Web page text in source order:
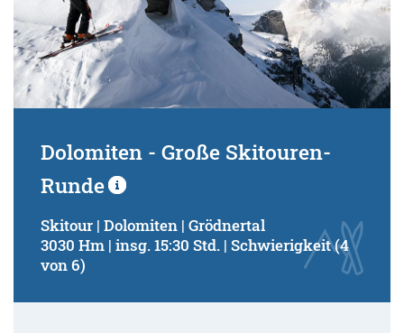
Dolomiten - Große Skitouren-
Runde
Skitour | Dolomiten | Grödnertal
3030 Hm | insg. 15:30 Std. | Schwierigkeit (4
von 6)